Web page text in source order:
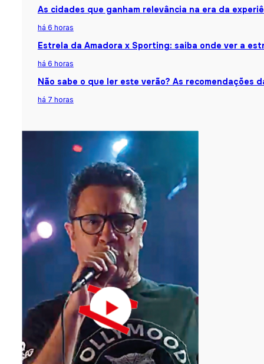
As cidades que ganham relevância na era da
há 6 horas
Estrela da Amadora x Sporting: saiba onde ver a
há 6 horas
Não sabe o que ler este verão? As recomendações
há 7 horas